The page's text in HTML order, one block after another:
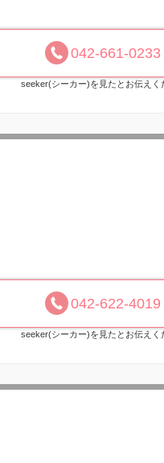
042-661-0233
seeker(シーカー)を見たとお伝えく
042-622-4019
seeker(シーカー)を見たとお伝えく